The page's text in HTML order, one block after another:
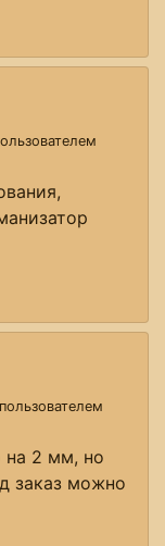
на 2 мм, но
заказ можно